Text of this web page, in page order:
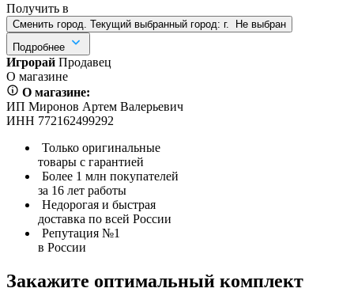
Получить в
Сменить город. Текущий выбранный город: г.
Не выбран
Подробнее
Игрорай Продавец
О магазине
О магазине:
ИП Миронов Артем Валерьевич
ИНН 772162499292
Только оригинальные
товары с гарантией
Более 1 млн покупателей
за 16 лет работы
Недорогая и быстрая
доставка по всей России
Репутация №1
в России
Закажите оптимальный комплект